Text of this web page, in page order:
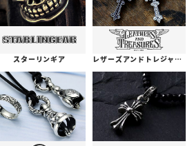
スターリンギア レザーズアンドトレジャーズ